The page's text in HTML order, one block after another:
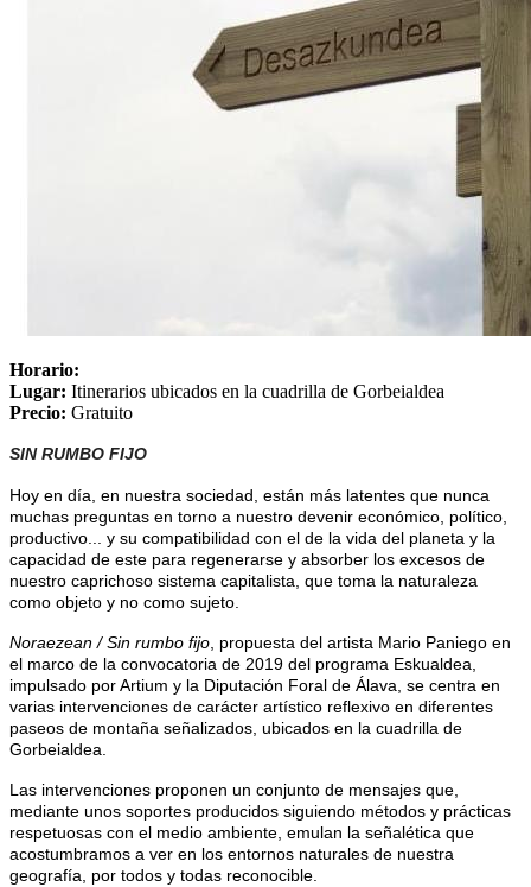
Horario:
Lugar: Itinerarios ubicados en la cuadrilla de Gorbeialdea
Precio: Gratuito
SIN RUMBO FIJO
Hoy en día, en nuestra sociedad, están más latentes que nunca
muchas preguntas en torno a nuestro devenir económico, político,
productivo... y su compatibilidad con el de la vida del planeta y la
capacidad de este para regenerarse y absorber los excesos de
nuestro caprichoso sistema capitalista, que toma la naturaleza
como objeto y no como sujeto.
Noraezean / Sin rumbo fijo, propuesta del artista Mario Paniego en
el marco de la convocatoria de 2019 del programa Eskualdea,
impulsado por Artium y la Diputación Foral de Álava, se centra en
varias intervenciones de carácter artístico reflexivo en diferentes
paseos de montaña señalizados, ubicados en la cuadrilla de
Gorbeialdea.
Las intervenciones proponen un conjunto de mensajes que,
mediante unos soportes producidos siguiendo métodos y prácticas
respetuosas con el medio ambiente, emulan la señalética que
acostumbramos a ver en los entornos naturales de nuestra
geografía, por todos y todas reconocible.